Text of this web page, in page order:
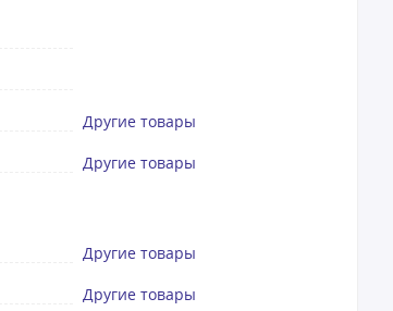
Другие товары
Другие товары
Другие товары
Другие товары